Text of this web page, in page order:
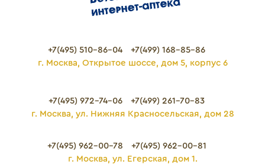
+7(495) 510-86-04
+7(499) 168-85-86
г. Москва, Открытое шоссе, дом 5, корпус 6
+7(495) 972-74-06
+7(499) 261-70-83
г. Москва, ул. Нижняя Красносельская, дом 28
+7(495) 962-00-78
+7(495) 962-00-81
г. Москва, ул. Егерская, дом 1.